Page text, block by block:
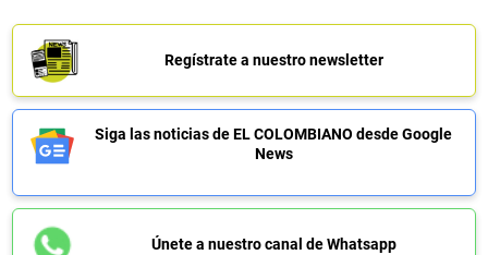
Regístrate a nuestro newsletter
Siga las noticias de EL COLOMBIANO desde Google
News
Únete a nuestro canal de Whatsapp